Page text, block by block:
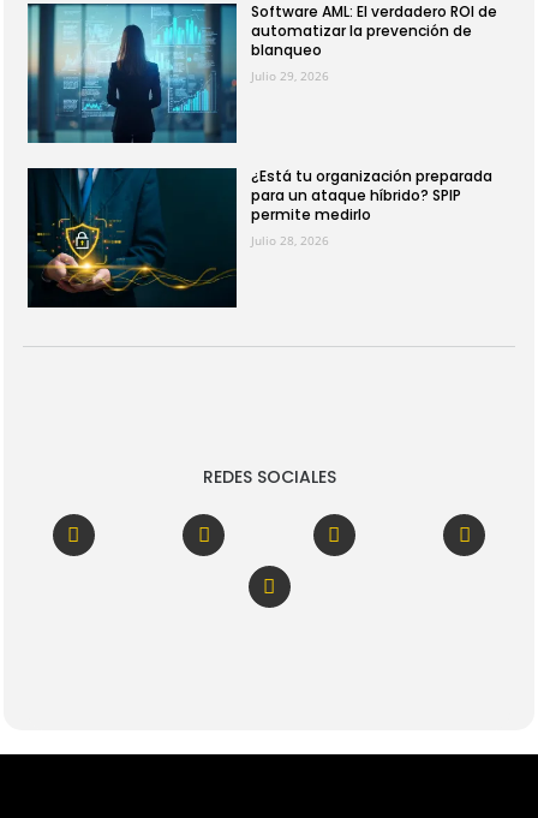
Software AML: El verdadero ROI de
automatizar la prevención de
blanqueo
Julio 29, 2026
¿Está tu organización preparada
para un ataque híbrido? SPIP
permite medirlo
Julio 28, 2026
REDES SOCIALES